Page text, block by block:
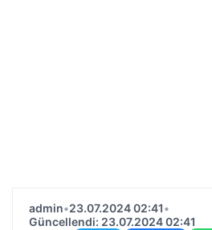
admin•23.07.2024 02:41•
Güncellendi: 23.07.2024 02:41